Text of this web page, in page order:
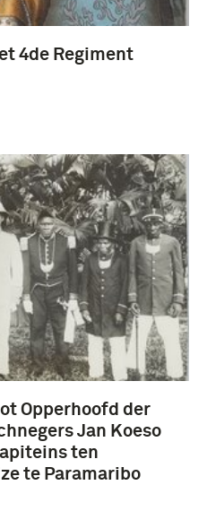
4de Regiment
Opperhoofd der
Jan Koeso
ten
te Paramaribo